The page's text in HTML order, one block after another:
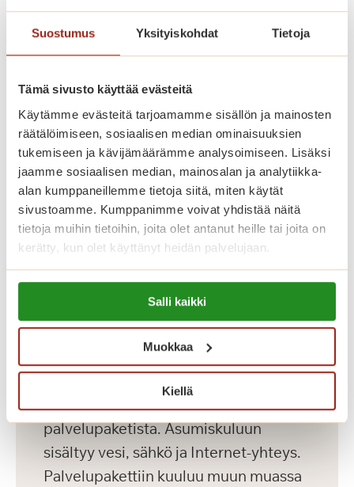
Suostumus Yksityiskohdat Tietoja
Tämä sivusto käyttää evästeitä
Käytämme evästeitä tarjoamamme sisällön ja mainosten
räätälöimiseen, sosiaalisen median ominaisuuksien
tukemiseen ja kävijämäärämme analysoimiseen. Lisäksi
jaamme sosiaalisen median, mainosalan ja analytiikka-
alan kumppaneillemme tietoja siitä, miten käytät
sivustoamme. Kumppanimme voivat yhdistää näitä
tietoja muihin tietoihin, joita olet antanut heille tai joita on
kerätty, kun olet käyttänyt heidän palvelujaan.
Lue lisää evästeistä:
https://sagacare.fi/evasteet/
Salli kaikki
Muokkaa
Kiellä
mukaan omilla tutuilla huonekaluillasi
ja tavaroillasi. Korkeatasoisissa
senioriasunnoissa on turvapuhelin,
nykyaikainen keittiö sekä esteetön
kylpyhuone. Kauniisti sisustetuista
yleistiloista löytyvät kahvila, ravintola,
kirjasto, sauna- ja allasosasto sekä
kuntosali.
Katso vapaat senioriasunnot
Koti palveluiden
keskellä
koostuvat asumiskuluista ja
palvelupaketista. Asumiskuluun
sisältyy vesi, sähkö ja Internet-yhteys.
Palvelupakettiin kuuluu muun muassa